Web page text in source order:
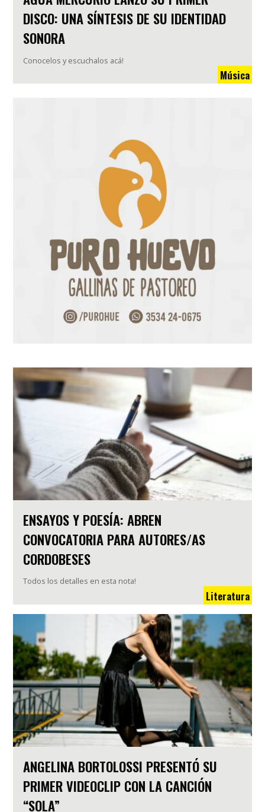
DISCO: UNA SÍNTESIS DE SU IDENTIDAD
SONORA
Conocelos y escuchalos acá!
Música
ENSAYOS Y POESÍA: ABREN
CONVOCATORIA PARA AUTORES/AS
CORDOBESES
Todos los detalles en esta nota!
Literatura
ANGELINA BORTOLOSSI PRESENTÓ SU
PRIMER VIDEOCLIP CON LA CANCIÓN
“SOLA”